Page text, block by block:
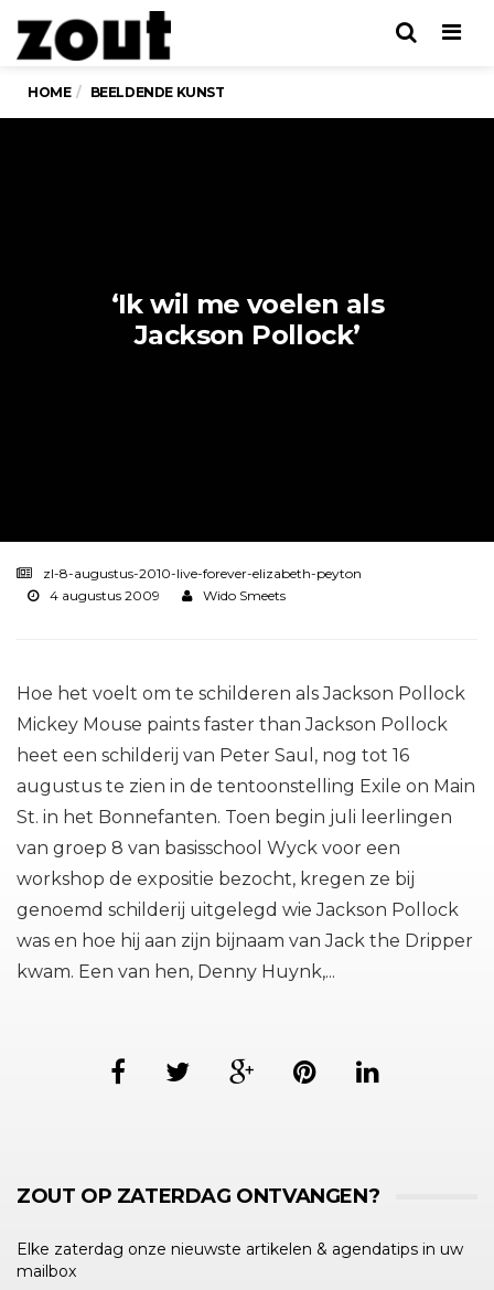
HOME BEELDENDE KUNST
‘Ik wil me voelen als
Jackson Pollock’
zl-8-augustus-2010-live-forever-elizabeth-peyton
4 augustus 2009
Wido Smeets
Hoe het voelt om te schilderen als Jackson Pollock
Mickey Mouse paints faster than Jackson Pollock
heet een schilderij van Peter Saul, nog tot 16
augustus te zien in de tentoonstelling Exile on Main
St. in het Bonnefanten. Toen begin juli leerlingen
van groep 8 van basisschool Wyck voor een
workshop de expositie bezocht, kregen ze bij
genoemd schilderij uitgelegd wie Jackson Pollock
was en hoe hij aan zijn bijnaam van Jack the Dripper
kwam. Een van hen, Denny Huynk,...
ZOUT OP ZATERDAG ONTVANGEN?
Elke zaterdag onze nieuwste artikelen & agendatips in uw
mailbox